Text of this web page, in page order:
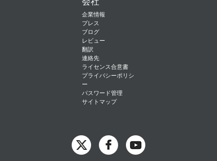
企業情報
プレス
ブログ
レビュー
翻訳
連絡先
ライセンス合意書
プライバシーポリシ
ー
パスワード管理
サイトマップ